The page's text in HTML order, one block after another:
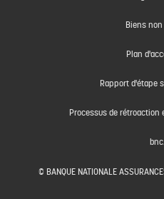
Biens
Plan
Rapport d'étape
Processus de
© BANQUE NATIONALE